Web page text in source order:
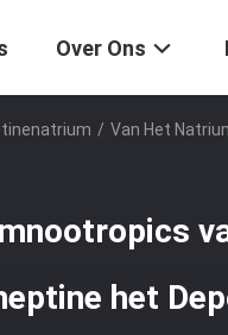
Over Ons
/ Van Het
het